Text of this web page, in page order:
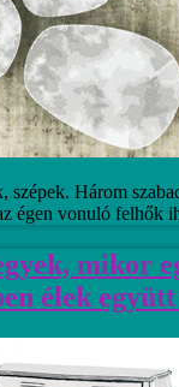
szépek. Három
égen vonuló felhők
mikor
élek együtt